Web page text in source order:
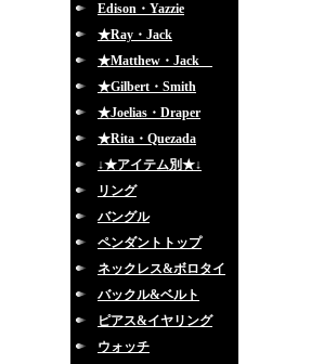
Edison・Yazzie
★Ray・Jack
★Matthew・Jack
★Gilbert・Smith
★Joelias・Draper
★Rita・Quezada
↓★アイテム別★↓
リング
バングル
ペンダントトップ
ネックレス&ボロタイ
バックル&ベルト
ピアス&イヤリング
ウォッチ